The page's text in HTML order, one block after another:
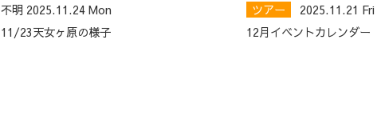
不明 2025.11.24 Mon
11/23天女ヶ原の様子
ツアー
2025.11.21 Fri
12月イベントカレンダー